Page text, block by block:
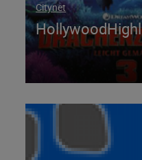
Citynet